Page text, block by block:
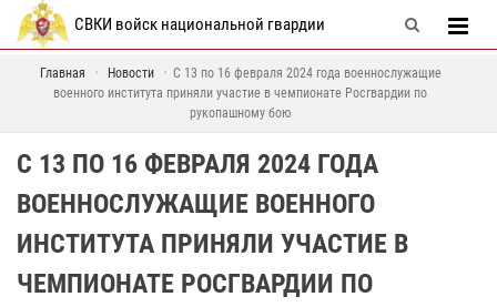
СВКИ войск национальной гвардии
Главная Новости
С 13 по 16 февраля 2024 года военнослужащие
военного института приняли участие в чемпионате Росгвардии по
рукопашному бою
С 13 ПО 16 ФЕВРАЛЯ 2024 ГОДА
ВОЕННОСЛУЖАЩИЕ ВОЕННОГО
ИНСТИТУТА ПРИНЯЛИ УЧАСТИЕ В
ЧЕМПИОНАТЕ РОСГВАРДИИ ПО